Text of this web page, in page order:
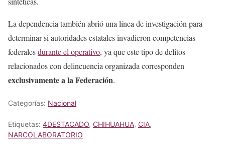
La dependencia también abrió una línea de investigación para
determinar si autoridades estatales invadieron competencias
federalesdurante el operativo, ya que este tipo de delitos
relacionados con delincuencia organizada corresponden
exclusivamente a la Federación.
Categorías: Nacional
Etiquetas: 4DESTACADO, CHIHUAHUA, CIA,
NARCOLABORATORIO